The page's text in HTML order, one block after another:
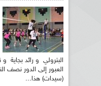
البترولي و رائد بجاية
العبور إلى الدور نصف
(سيدات) هذا...